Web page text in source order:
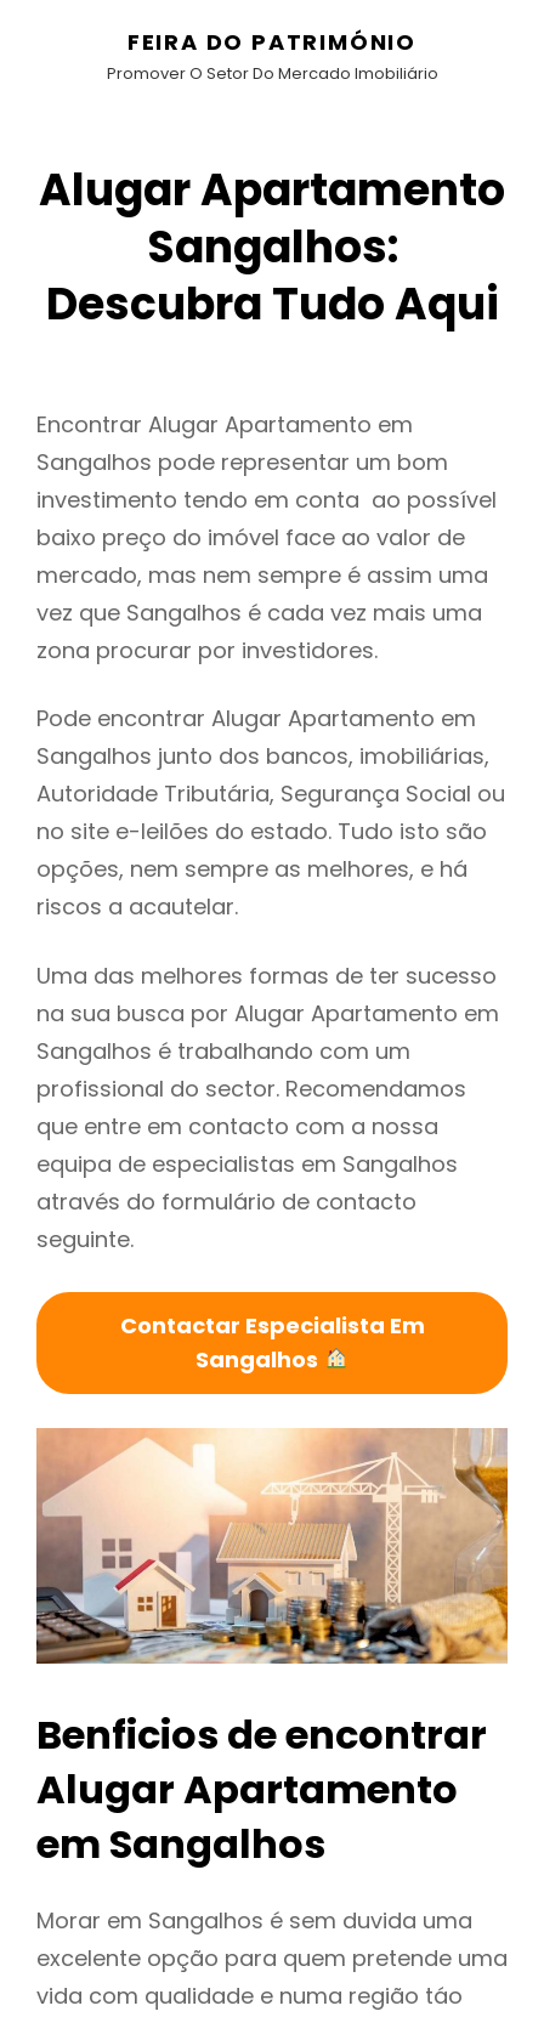
FEIRA DO PATRIMÓNIO
Promover O Setor Do Mercado Imobiliário
Alugar Apartamento
Sangalhos:
Descubra Tudo Aqui
Encontrar Alugar Apartamento em
Sangalhos pode representar um bom
investimento tendo em conta ao possível
baixo preço do imóvel face ao valor de
mercado, mas nem sempre é assim uma
vez que Sangalhos é cada vez mais uma
zona procurar por investidores.
Pode encontrar Alugar Apartamento em
Sangalhos junto dos bancos, imobiliárias,
Autoridade Tributária, Segurança Social ou
no site e-leilões do estado. Tudo isto são
opções, nem sempre as melhores, e há
riscos a acautelar.
Uma das melhores formas de ter sucesso
na sua busca por Alugar Apartamento em
Sangalhos é trabalhando com um
profissional do sector. Recomendamos
que entre em contacto com a nossa
equipa de especialistas em Sangalhos
através do formulário de contacto
seguinte.
Contactar Especialista Em
Sangalhos
Benficios de encontrar
Alugar Apartamento
em Sangalhos
Morar em Sangalhos é sem duvida uma
excelente opção para quem pretende uma
vida com qualidade e numa região táo